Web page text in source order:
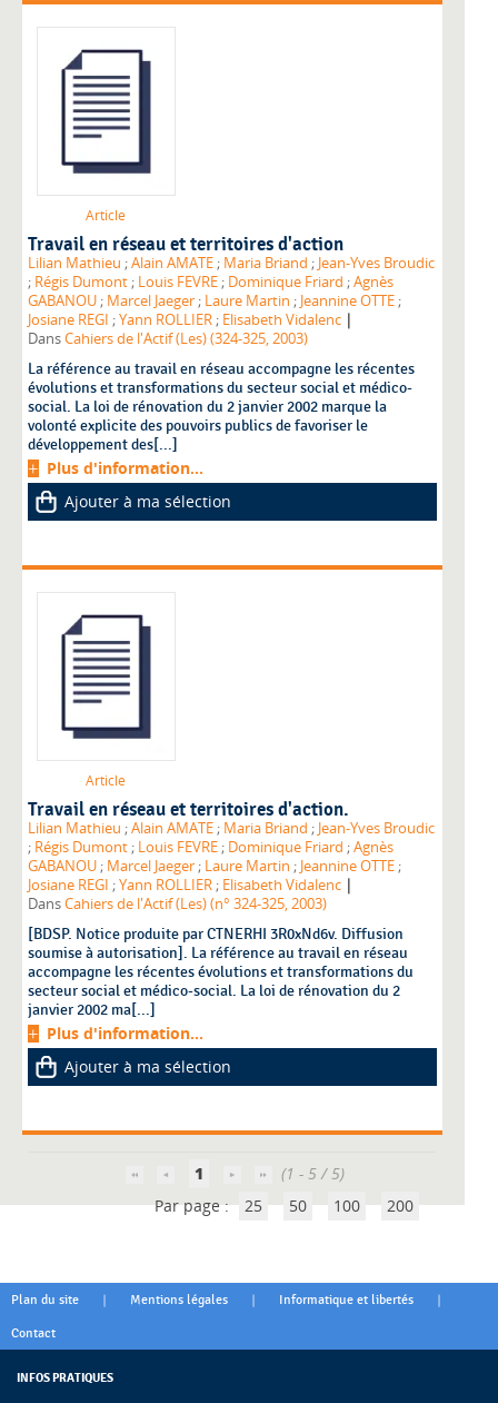
Article
Travail en réseau et territoires d'action
Lilian Mathieu ;Alain AMATE ; Maria Briand ; Jean-Yves Broudic
; Régis Dumont ; Louis FEVRE ; Dominique Friard ;Agnès
GABANOU ; Marcel Jaeger ; Laure Martin ; Jeannine OTTE ;
Josiane REGI ;Yann ROLLIER ; Elisabeth Vidalenc |
DansCahiers de l'Actif (Les) (324-325, 2003)
La référence au travail en réseau accompagne les récentes
évolutions et transformations du secteur social et médico-
social. La loi de rénovation du 2 janvier 2002 marque la
volonté explicite des pouvoirs publics de favoriser le
développement des[...]
Plus d'information...
Ajouter à ma sélection
Article
Travail en réseau et territoires d'action.
Lilian Mathieu ;Alain AMATE ; Maria Briand ; Jean-Yves Broudic
; Régis Dumont ; Louis FEVRE ; Dominique Friard ;Agnès
GABANOU ; Marcel Jaeger ; Laure Martin ; Jeannine OTTE ;
Josiane REGI ;Yann ROLLIER ; Elisabeth Vidalenc |
DansCahiers de l'Actif (Les) (n° 324-325, 2003)
[BDSP. Notice produite par CTNERHI 3R0xNd6v. Diffusion
soumise à autorisation]. La référence au travail en réseau
accompagne les récentes évolutions et transformations du
secteur social et médico-social. La loi de rénovation du 2
janvier 2002 ma[...]
Plus d'information...
Ajouter à ma sélection
1
(1 - 5 / 5)
Par page : 25 50 100 200
Plan du site | Mentions légales | Informatique et libertés |
Contact
INFOS PRATIQUES